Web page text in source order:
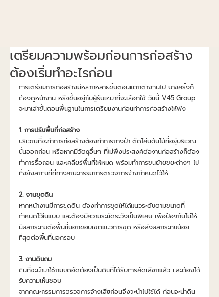
เตรียมความพร้อมก่อนการก่อสร้าง
ต้องเริ่มทำอะไรก่อน
การเตรียมการก่อสร้างมีหลากหลายขั้นตอนแตกต่างกันไป บางครั้งก็
ต้องดูหน้างาน หรือขึ้นอยู่กับผู้รับเหมาที่จะเลือกใช้ วันนี้ V45 Group
จะมาเล่าขั้นตอนพื้นฐานในการเตรียมงานก่อนทำการก่อสร้างให้ฟัง
1. การปรับพื้นที่ก่อสร้าง
บริเวณที่จะทำการก่อสร้างต้องทำการถางป่า ตัดโค่นต้นไม้ที่อยู่บริเวณ
นั้นออกก่อน หรือหากมีวัตถุอื่นๆ ที่ไม่พึงประสงค์ต่องานก่อสร้างก็ต้อง
ทำการรื้อถอน และเคลียร์พื้นที่ให้หมด พร้อมทำการขนย้ายขยะต่างๆ ไป
ทิ้งยังสถานที่ที่ทางคณะกรรมการตรวจการจ้างกำหนดไว้ให้
2. งานขุดดิน
หากหน้างานมีการขุดดิน ต้องทำการขุดให้ได้แนวระดับตามขนาดที่
กำหนดไว้ในแบบ และต้องมีความระมัดระวังเป็นพิเศษ เพื่อป้องกันไม่ให้
มีผลกระทบต่อพื้นที่นอกขอบเขตแนวการขุด หรือส่งผลกระทบน้อย
ที่สุดต่อพื้นที่นอกรอบ
3. งานดินถม
ดินที่จะนำมาใช้ถมบดอัดต้องเป็นดินที่ได้รับการคัดเลือกแล้ว และต้องได้
รับความเห็นชอบ
จากคณะกรรมการตรวจการจ้างเสียก่อนจึงจะนำไปใช้ได้ ก่อนจะนำดิน